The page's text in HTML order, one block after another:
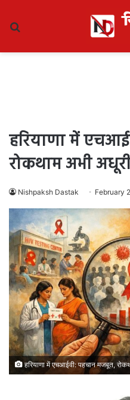
हरियाणा में
रोकथाम अभी
Nishpaksh Dastak February
हरियाणा में एचआईवी: पहचान मजबूत,